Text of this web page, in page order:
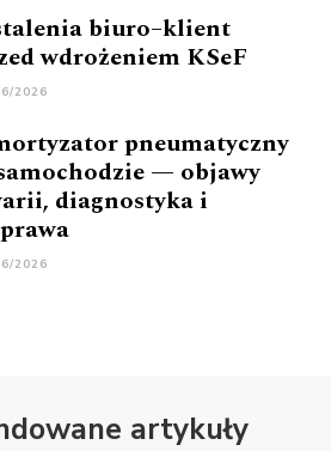
biuro–klient
wdrożeniem KSeF
2026
pneumatyczny
— objawy
diagnostyka i
2026
artykuły